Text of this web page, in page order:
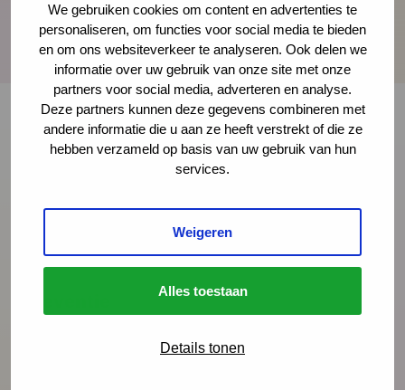
We gebruiken cookies om content en advertenties te
personaliseren, om functies voor social media te bieden
en om ons websiteverkeer te analyseren. Ook delen we
informatie over uw gebruik van onze site met onze
partners voor social media, adverteren en analyse.
Deze partners kunnen deze gegevens combineren met
andere informatie die u aan ze heeft verstrekt of die ze
hebben verzameld op basis van uw gebruik van hun
services.
Weigeren
Alles toestaan
Details tonen
Onze nieuwsbrief ontvangen?
Schrijf je in